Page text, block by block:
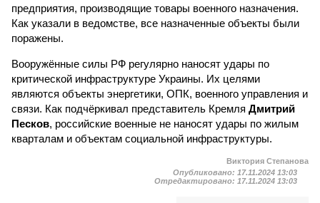
предприятия, производящие товары военного назначения.
Как указали в ведомстве, все назначенные объекты были
поражены.
Вооружённые силы РФ регулярно наносят удары по
критической инфраструктуре Украины. Их целями
являются объекты энергетики, ОПК, военного управления и
связи. Как подчёркивал представитель Кремля Дмитрий
Песков, российские военные не наносят удары по жилым
кварталам и объектам социальной инфраструктуры.
Виктория Степанова
Опубликовано: 17.11.2024 13:03
Отредактировано: 17.11.2024 13:03